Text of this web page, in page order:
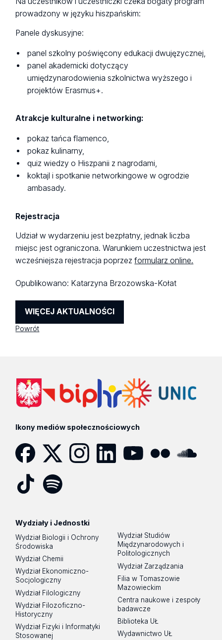
prowadzony w języku hiszpańskim:
Panele dyskusyjne:
panel szkolny poświęcony edukacji dwujęzycznej,
panel akademicki dotyczący
umiędzynarodowienia szkolnictwa wyższego i
projektów Erasmus+.
Atrakcje kulturalne i networking:
pokaz tańca flamenco,
pokaz kulinarny,
quiz wiedzy o Hiszpanii z nagrodami,
koktajl i spotkanie networkingowe w ogrodzie
ambasady.
Rejestracja
Udział w wydarzeniu jest bezpłatny, jednak liczba
miejsc jest ograniczona. Warunkiem uczestnictwa jest
wcześniejsza rejestracja poprzezformularz online.
Opublikowano: Katarzyna Brzozowska-Kołat
WIĘCEJ AKTUALNOŚCI
Powrót
Ikony mediów społecznościowych
Wydziały i Jednostki
Wydział Biologii i Ochrony
Środowiska
Wydział Chemii
Wydział Ekonomiczno-
Socjologiczny
Wydział Filologiczny
Wydział Filozoficzno-
Historyczny
Wydział Fizyki i Informatyki
Stosowanej
Wydział Studiów
Międzynarodowych i
Politologicznych
Wydział Zarządzania
Filia w Tomaszowie
Mazowieckim
Centra naukowe i zespoły
badawcze
Biblioteka UŁ
Wydawnictwo UŁ